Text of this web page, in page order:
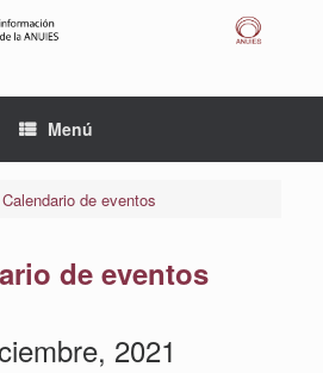
Menú
Calendario de eventos
de eventos
2021